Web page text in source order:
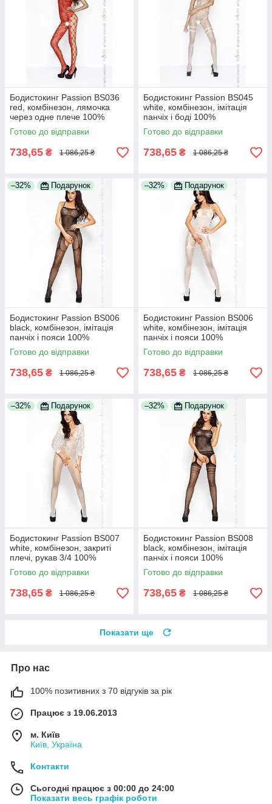
Бодистокинг Passion BS036
red, комбінезон, лямочка
через одне плече 100%
Анонімності
Готово до відправки
738,65 ₴ 1 086,25 ₴
Бодистокинг Passion BS045
white, комбінезон, імітація
панчіх і боді 100%
Анонімності
Готово до відправки
738,65 ₴ 1 086,25 ₴
–32% Подарунок
Бодистокинг Passion BS006
black, комбінезон, імітація
панчіх і пояси 100%
Анонімності
Готово до відправки
738,65 ₴ 1 086,25 ₴
–32% Подарунок
Бодистокинг Passion BS006
white, комбінезон, імітація
панчіх і пояси 100%
Анонімності
Готово до відправки
738,65 ₴ 1 086,25 ₴
–32% Подарунок
Бодистокинг Passion BS007
white, комбінезон, закриті
плечі, рукав 3/4 100%
Анонімності
Готово до відправки
738,65 ₴ 1 086,25 ₴
–32% Подарунок
Бодистокинг Passion BS008
black, комбінезон, імітація
панчіх і пояси 100%
Анонімності
Готово до відправки
738,65 ₴ 1 086,25 ₴
Показати ще
Про нас
100% позитивних з 70 відгуків за рік
Працює з 19.06.2013
м. Київ
Київ, Україна
Контакти
Сьогодні працює з 00:00 до 24:00
Показати весь графік роботи